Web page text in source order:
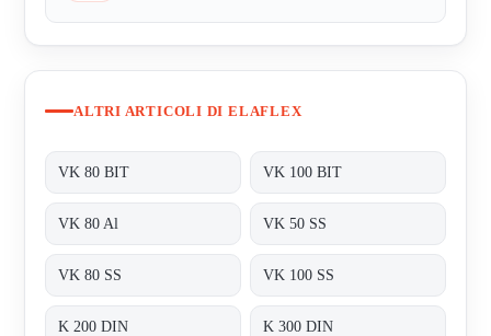
ALTRI ARTICOLI DI ELAFLEX
VK 80 BIT VK 100 BIT
VK 80 Al VK 50 SS
VK 80 SS VK 100 SS
K 200 DIN K 300 DIN